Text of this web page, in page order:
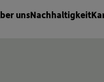
unsNachhaltigkeit